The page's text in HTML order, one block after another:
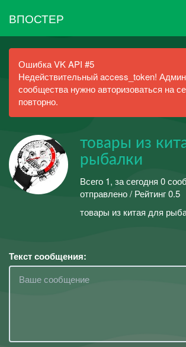
ВПОСТЕР
Ошибка VK API #5
Недействительный access_token!
сообщества нужно авторизоваться на
повторно.
товары из
рыбалки
Всего 1, за сегодня 0
отправлено / Рейтинг 0.5
товары из китая для
Текст сообщения: